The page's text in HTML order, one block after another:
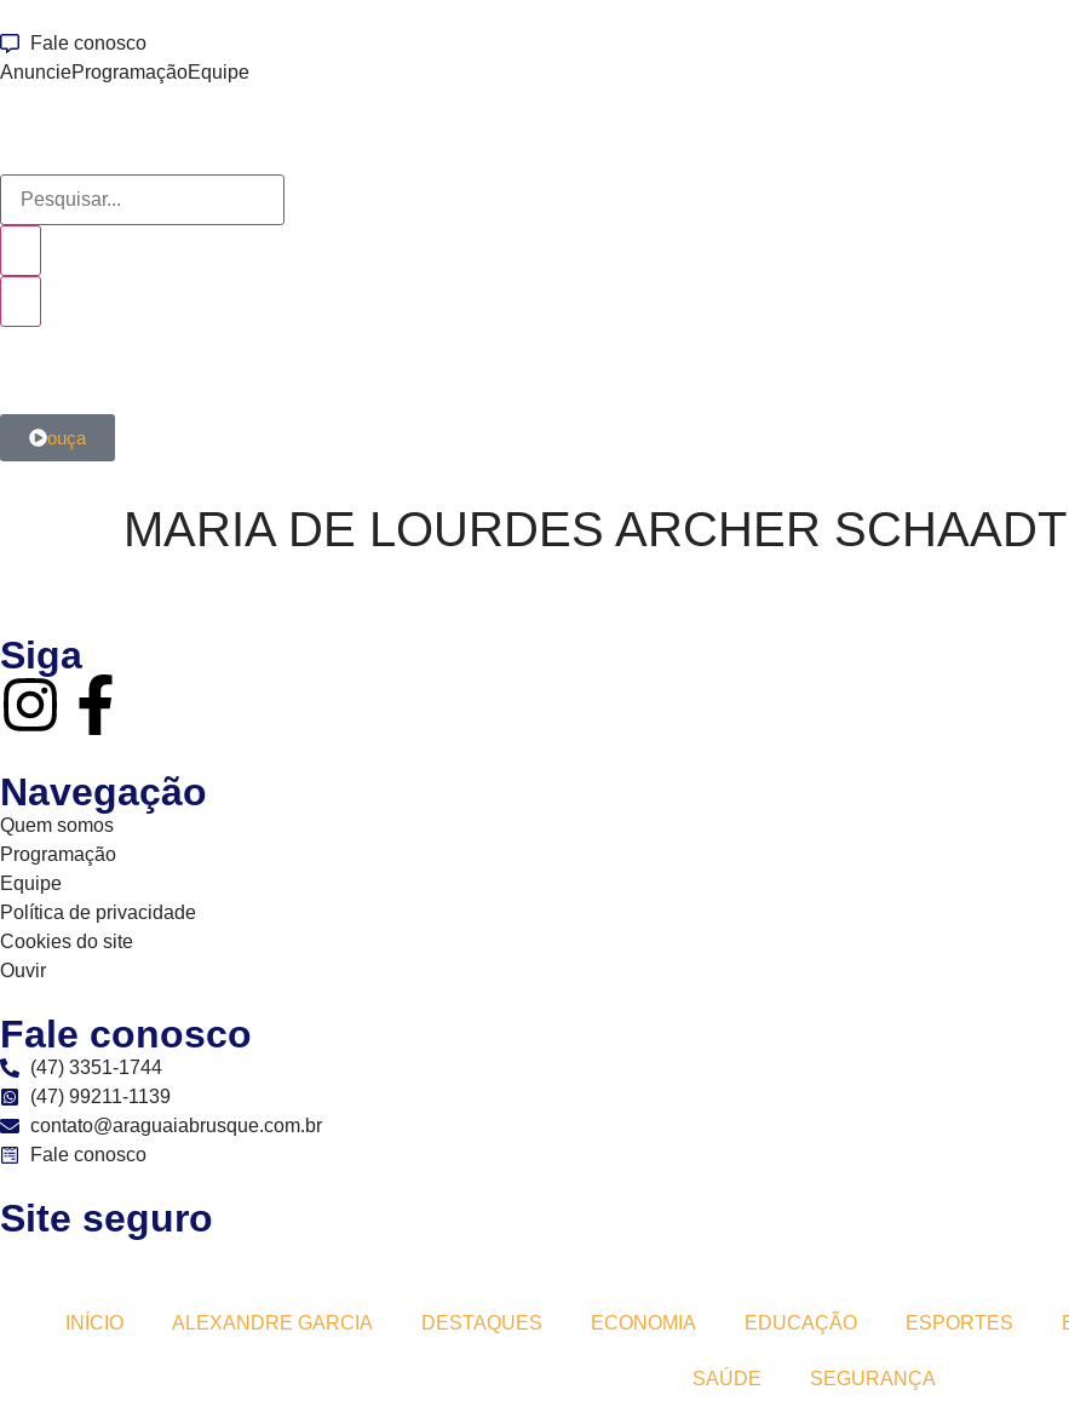
Fale conosco
AnuncieProgramaçãoEquipe
ouça
MARIA DE LOURDES ARCHER SCHAADT
Siga
Navegação
Quem somos
Programação
Equipe
Política de privacidade
Cookies do site
Ouvir
Fale conosco
(47) 3351-1744
(47) 99211-1139
contato@araguaiabrusque.com.br
Fale conosco
Site seguro
INÍCIO ALEXANDRE GARCIA DESTAQUES ECONOMIA EDUCAÇÃO ESPORTES
SAÚDE SEGURANÇA